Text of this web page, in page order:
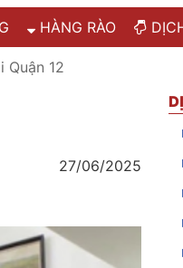
HÀNG RÀO
Quận 12
27/06/2025